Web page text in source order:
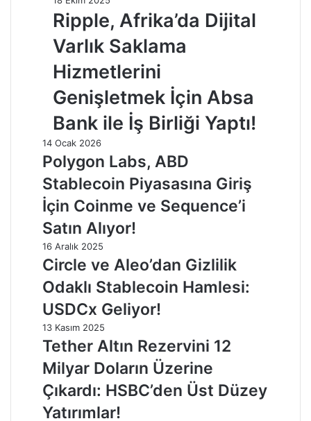
Ripple, Afrika’da Dijital
Varlık Saklama
Hizmetlerini
Genişletmek İçin Absa
Bank ile İş Birliği Yaptı!
14 Ocak 2026
Polygon Labs, ABD
Stablecoin Piyasasına Giriş
İçin Coinme ve Sequence’i
Satın Alıyor!
16 Aralık 2025
Circle ve Aleo’dan Gizlilik
Odaklı Stablecoin Hamlesi:
USDCx Geliyor!
13 Kasım 2025
Tether Altın Rezervini 12
Milyar Doların Üzerine
Çıkardı: HSBC’den Üst Düzey
Yatırımlar!